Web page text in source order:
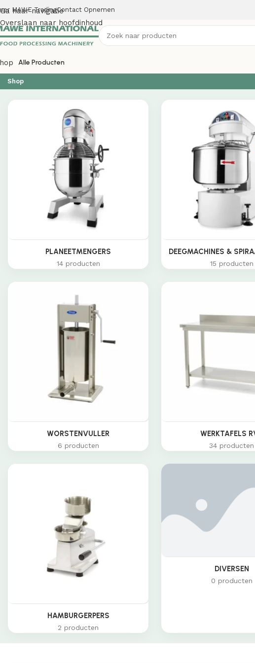
Ga naar navigatie
Overslaan naar hoofdinhoud
MAWE TradingContact Opnemen
Alle Producten
Shop
PLANEETMENGERS
14 producten
DEEGMACHINES &
15 producten
WORSTENVULLER
6 producten
WERKTAFELS
34 producten
HAMBURGERPERS
2 producten
DIVERSEN
0 producten